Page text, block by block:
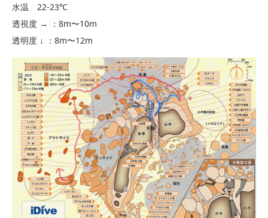
水温 22-23℃
透視度 → ：8m〜10m
透明度 ↓ ：8m〜12m